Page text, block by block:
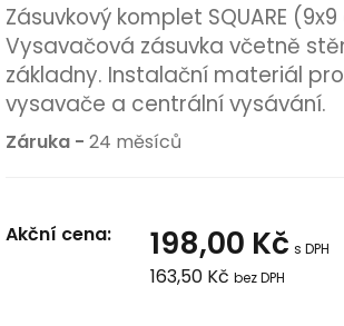
Zásuvkový komplet SQUARE
Vysavačová zásuvka včetně
základny. Instalační materiál
vysavače a centrální vysávání.
Záruka - 24 měsíců
Akční cena: 198,00 Kč s DPH
163,50 Kčbez DPH